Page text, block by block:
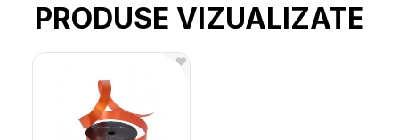
PRODUSE VIZUALIZATE